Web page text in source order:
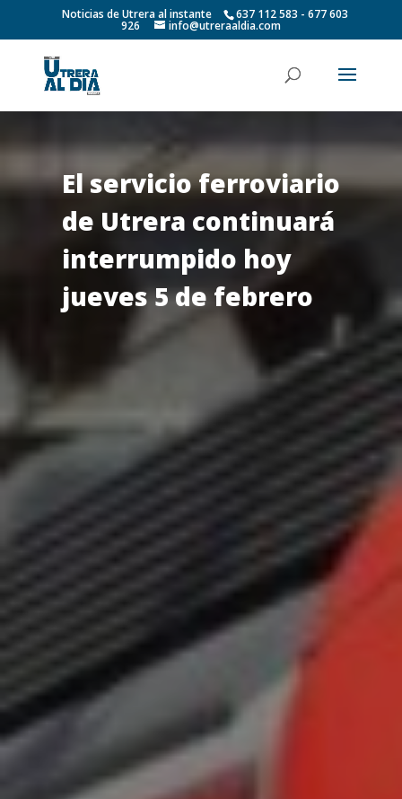
Noticias de Utrera al instante 637 112 583 - 677 603
926 info@utreraaldia.com
El servicio ferroviario
de Utrera continuará
interrumpido hoy
jueves 5 de febrero